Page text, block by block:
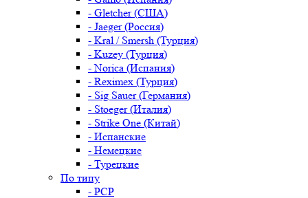
- Gletcher (США)
- Jaeger (Россия)
- Kral / Smersh (Турция)
- Kuzey (Турция)
- Norica (Испания)
- Reximex (Турция)
- Sig Sauer (Германия)
- Stoeger (Италия)
- Strike One (Китай)
- Испанские
- Немецкие
- Турецкие
По типу
- PCP